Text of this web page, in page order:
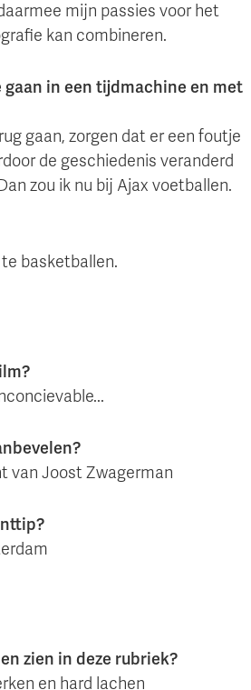
mijn passies voor het
kan combineren.
gaan in een tijdmachine en met
gaan, zorgen dat er een foutje
de geschiedenis veranderd
zou ik nu bij Ajax voetballen.
basketballen.
van Joost Zwagerman
zien in deze rubriek?
en hard lachen